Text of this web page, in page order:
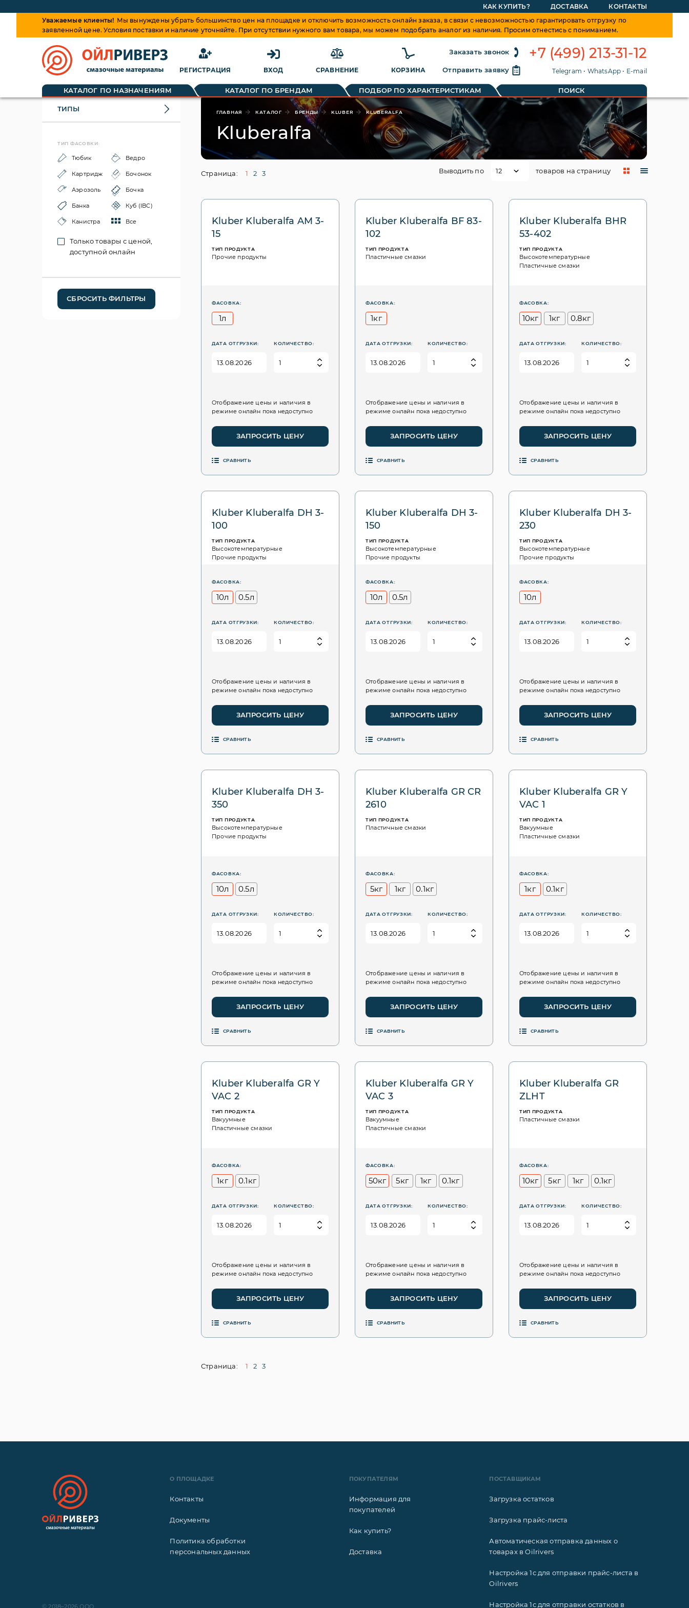
КАК КУПИТЬ? ДОСТАВКА
КОНТАКТЫ
Уважаемые клиенты! Мы вынуждены убрать большинство цен на площадке и отключить возможность онлайн заказа, в связи с невозможностью гарантировать отгрузку по
заявленной цене. Условия поставки и наличие уточняйте. При отсутствии нужного вам товара, мы можем подобрать аналог из наличия. Просим отнестись с пониманием.
РЕГИСТРАЦИЯ ВХОД СРАВНЕНИЕ КОРЗИНА
Заказать звонок
Отправить заявку
+7 (499) 213-31-12
Telegram • WhatsApp • E-mail
ПОИСК
ПОДБОР ПО ХАРАКТЕРИСТИКАМ
КАТАЛОГ ПО БРЕНДАМ
КАТАЛОГ ПО НАЗНАЧЕНИЯМ
ТИПЫ
ТИП ФАСОВКИ:
Тюбик Ведро
Картридж Бочонок
Аэрозоль Бочка
Банка Куб (IBC)
Канистра Все
Только товары с ценой,
доступной онлайн
СБРОСИТЬ ФИЛЬТРЫ
ГЛАВНАЯ КАТАЛОГ БРЕНДЫ KLUBER KLUBERALFA
Kluberalfa
Страница: 1 2 3 Выводить по товаров на страницу
Kluber Kluberalfa AM 3-
15
ТИП ПРОДУКТА
Прочие продукты
ФАСОВКА:
1л
ДАТА ОТГРУЗКИ: КОЛИЧЕСТВО:
Отображение цены и наличия в
режиме онлайн пока недоступно
ЗАПРОСИТЬ ЦЕНУ
СРАВНИТЬ
Kluber Kluberalfa BF 83-
102
ТИП ПРОДУКТА
Пластичные смазки
ФАСОВКА:
1кг
ДАТА ОТГРУЗКИ: КОЛИЧЕСТВО:
Отображение цены и наличия в
режиме онлайн пока недоступно
ЗАПРОСИТЬ ЦЕНУ
СРАВНИТЬ
Kluber Kluberalfa BHR
53-402
ТИП ПРОДУКТА
Высокотемпературные
Пластичные смазки
ФАСОВКА:
10кг 1кг 0.8кг
ДАТА ОТГРУЗКИ: КОЛИЧЕСТВО:
Отображение цены и наличия в
режиме онлайн пока недоступно
ЗАПРОСИТЬ ЦЕНУ
СРАВНИТЬ
Kluber Kluberalfa DH 3-
100
ТИП ПРОДУКТА
Высокотемпературные
Прочие продукты
ФАСОВКА:
10л 0.5л
ДАТА ОТГРУЗКИ: КОЛИЧЕСТВО:
Отображение цены и наличия в
режиме онлайн пока недоступно
ЗАПРОСИТЬ ЦЕНУ
СРАВНИТЬ
Kluber Kluberalfa DH 3-
150
ТИП ПРОДУКТА
Высокотемпературные
Прочие продукты
ФАСОВКА:
10л 0.5л
ДАТА ОТГРУЗКИ: КОЛИЧЕСТВО:
Отображение цены и наличия в
режиме онлайн пока недоступно
ЗАПРОСИТЬ ЦЕНУ
СРАВНИТЬ
Kluber Kluberalfa DH 3-
230
ТИП ПРОДУКТА
Высокотемпературные
Прочие продукты
ФАСОВКА:
10л
ДАТА ОТГРУЗКИ: КОЛИЧЕСТВО:
Отображение цены и наличия в
режиме онлайн пока недоступно
ЗАПРОСИТЬ ЦЕНУ
СРАВНИТЬ
Kluber Kluberalfa DH 3-
350
ТИП ПРОДУКТА
Высокотемпературные
Прочие продукты
ФАСОВКА:
10л 0.5л
ДАТА ОТГРУЗКИ: КОЛИЧЕСТВО:
Отображение цены и наличия в
режиме онлайн пока недоступно
ЗАПРОСИТЬ ЦЕНУ
СРАВНИТЬ
Kluber Kluberalfa GR CR
2610
ТИП ПРОДУКТА
Пластичные смазки
ФАСОВКА:
5кг 1кг 0.1кг
ДАТА ОТГРУЗКИ: КОЛИЧЕСТВО:
Отображение цены и наличия в
режиме онлайн пока недоступно
ЗАПРОСИТЬ ЦЕНУ
СРАВНИТЬ
Kluber Kluberalfa GR Y
VAC 1
ТИП ПРОДУКТА
Вакуумные
Пластичные смазки
ФАСОВКА:
1кг 0.1кг
ДАТА ОТГРУЗКИ: КОЛИЧЕСТВО:
Отображение цены и наличия в
режиме онлайн пока недоступно
ЗАПРОСИТЬ ЦЕНУ
СРАВНИТЬ
Kluber Kluberalfa GR Y
VAC 2
ТИП ПРОДУКТА
Вакуумные
Пластичные смазки
ФАСОВКА:
1кг 0.1кг
ДАТА ОТГРУЗКИ: КОЛИЧЕСТВО:
Отображение цены и наличия в
режиме онлайн пока недоступно
ЗАПРОСИТЬ ЦЕНУ
СРАВНИТЬ
Kluber Kluberalfa GR Y
VAC 3
ТИП ПРОДУКТА
Вакуумные
Пластичные смазки
ФАСОВКА:
50кг 5кг 1кг 0.1кг
ДАТА ОТГРУЗКИ: КОЛИЧЕСТВО:
Отображение цены и наличия в
режиме онлайн пока недоступно
ЗАПРОСИТЬ ЦЕНУ
СРАВНИТЬ
Kluber Kluberalfa GR
ZLHT
ТИП ПРОДУКТА
Пластичные смазки
ФАСОВКА:
10кг 5кг 1кг 0.1кг
ДАТА ОТГРУЗКИ: КОЛИЧЕСТВО:
Отображение цены и наличия в
режиме онлайн пока недоступно
ЗАПРОСИТЬ ЦЕНУ
СРАВНИТЬ
Страница: 1 2 3
© 2018–2026 ООО
О ПЛОЩАДКЕ
Контакты
Документы
Политика обработки
персональных данных
ПОКУПАТЕЛЯМ
Информация для
покупателей
Как купить?
Доставка
ПОСТАВЩИКАМ
Загрузка остатков
Загрузка прайс-листа
Автоматическая отправка данных о
товарах в Oilrivers
Настройка 1с для отправки прайс-листа в
Oilrivers
Настройка 1с для отправки остатков в